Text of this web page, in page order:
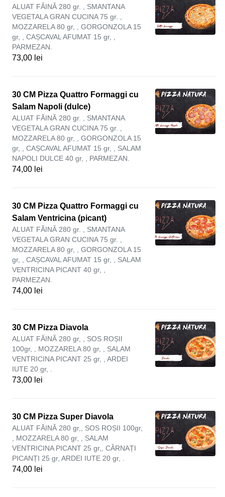
ALUAT FĂINĂ 280 gr. , SMANTANA
VEGETALA GRAN CUCINA 75 gr. ,
MOZZARELA 80 gr, , GORGONZOLA 15
gr, , CAȘCAVAL AFUMAT 15 gr, ,
PARMEZAN.
73,00 lei
30 CM Pizza Quattro Formaggi cu
Salam Napoli (dulce)
ALUAT FĂINĂ 280 gr. , SMANTANA
VEGETALA GRAN CUCINA 75 gr. ,
MOZZARELA 80 gr, , GORGONZOLA 15
gr, , CAȘCAVAL AFUMAT 15 gr, , SALAM
NAPOLI DULCE 40 gr, , PARMEZAN.
74,00 lei
30 CM Pizza Quattro Formaggi cu
Salam Ventricina (picant)
ALUAT FĂINĂ 280 gr. , SMANTANA
VEGETALA GRAN CUCINA 75 gr. ,
MOZZARELA 80 gr, , GORGONZOLA 15
gr, , CAȘCAVAL AFUMAT 15 gr, , SALAM
VENTRICINA PICANT 40 gr, ,
PARMEZAN.
74,00 lei
30 CM Pizza Diavola
ALUAT FĂINĂ 280 gr, , SOS ROȘII
100gr, , MOZZARELA 80 gr, , SALAM
VENTRICINA PICANT 25 gr, , ARDEI
IUTE 20 gr, .
73,00 lei
30 CM Pizza Super Diavola
ALUAT FĂINĂ 280 gr,, SOS ROȘII 100gr,
, MOZZARELA 80 gr, , SALAM
VENTRICINA PICANT 25 gr,, CÂRNAȚI
PICANȚI 25 gr, ARDEI IUTE 20 gr, .
74,00 lei